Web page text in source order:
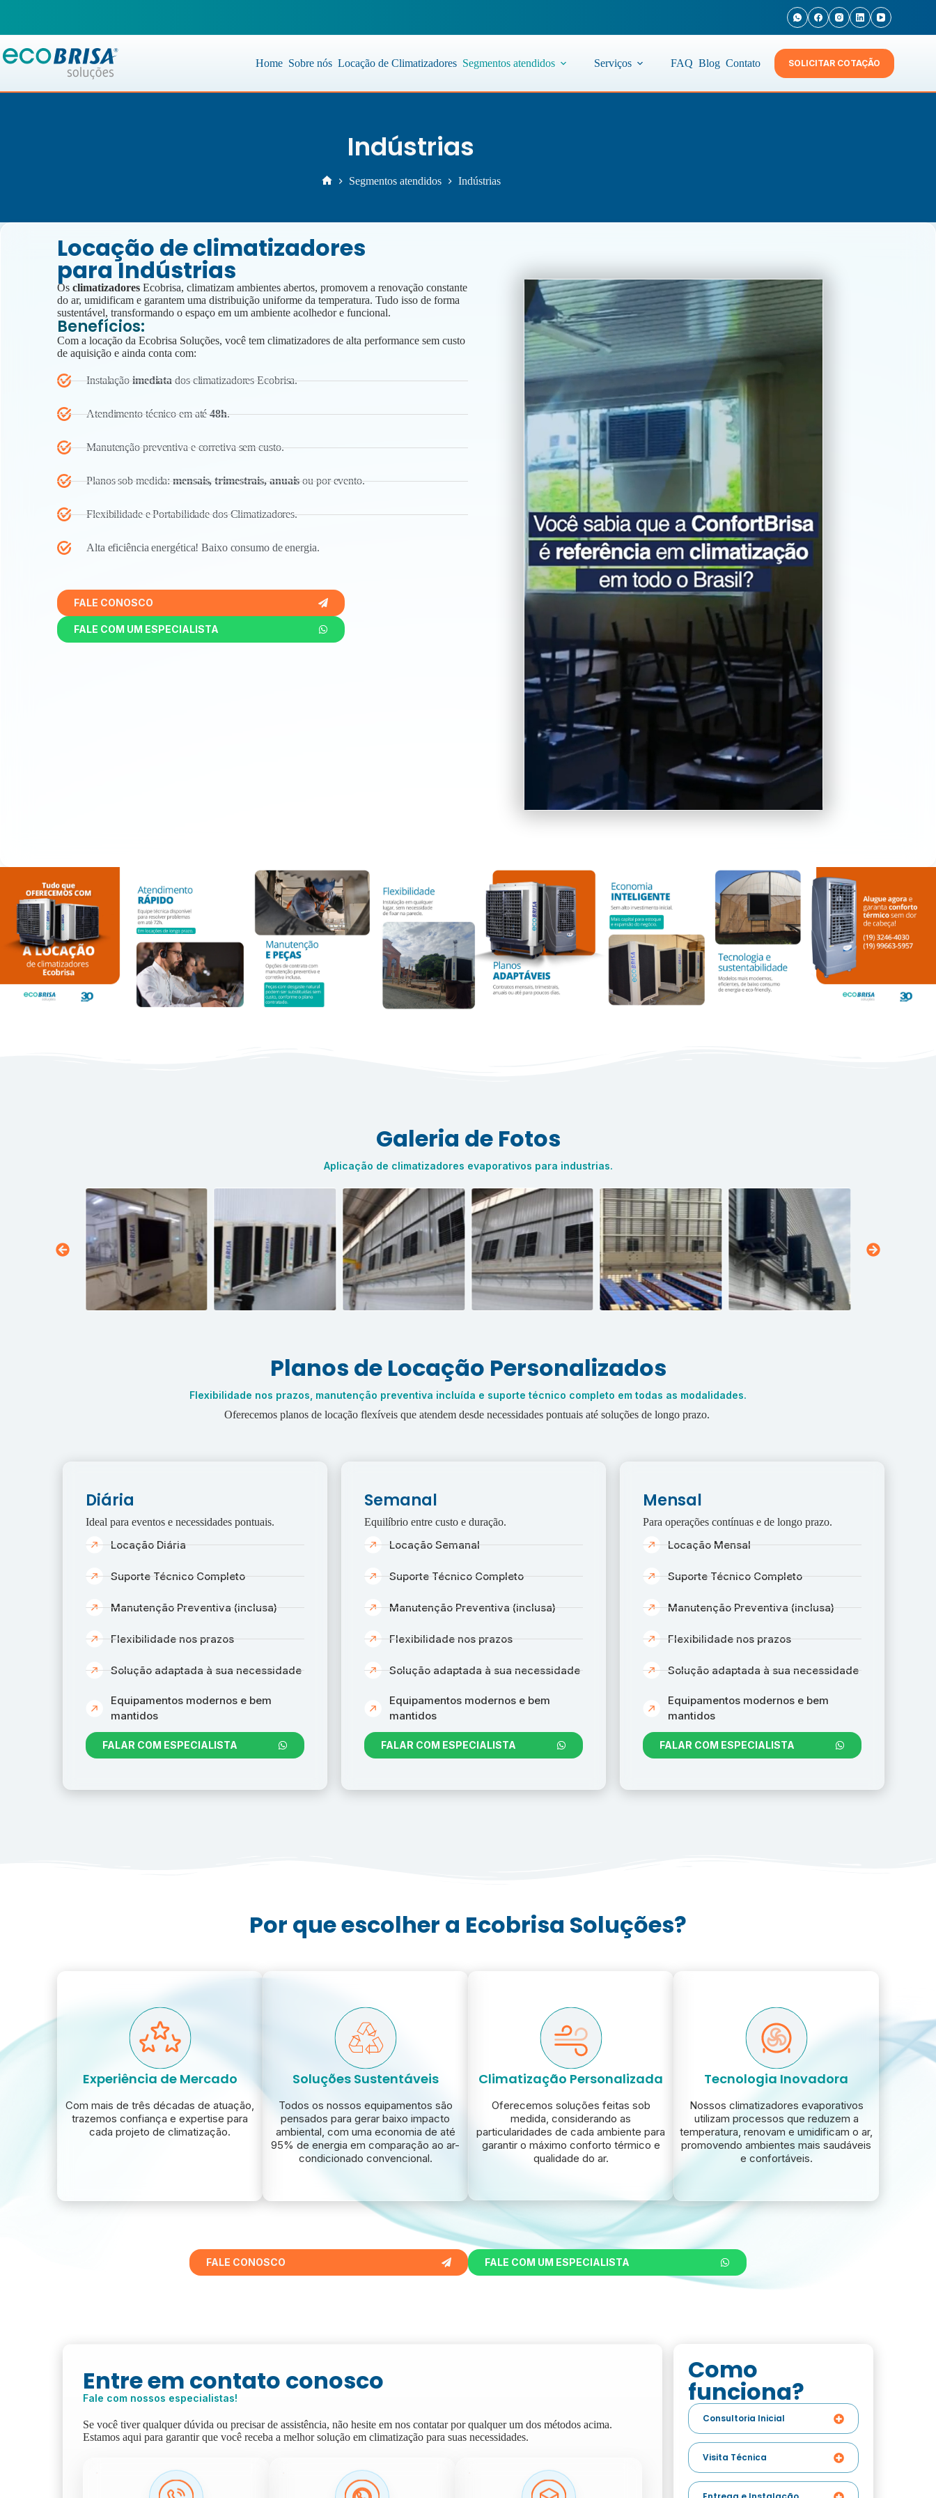
Home Sobre nós Locação de Climatizadores Segmentos atendidos Serviços FAQ Blog Contato SOLICITAR COTAÇÃO
Indústrias
Segmentos atendidos Indústrias
Locação de climatizadores
para Indústrias
Os climatizadores Ecobrisa, climatizam ambientes abertos, promovem a renovação constante
do ar, umidificam e garantem uma distribuição uniforme da temperatura. Tudo isso de forma
sustentável, transformando o espaço em um ambiente acolhedor e funcional.
Benefícios:
Com a locação da Ecobrisa Soluções, você tem climatizadores de alta performance sem custo
de aquisição e ainda conta com:
Instalaçãoimediatados climatizadores Ecobrisa.
Atendimento técnico em até48h.
Manutenção preventiva e corretiva sem custo.
Planos sob medida:mensais, trimestrais, anuaisou por evento.
Flexibilidade e Portabilidade dos Climatizadores.
Alta eficiência energética! Baixo consumo de energia.
FALE CONOSCO
FALE COM UM ESPECIALISTA
Galeria de Fotos
Aplicação de climatizadores evaporativos para industrias.
Planos de Locação Personalizados
Flexibilidade nos prazos, manutenção preventiva incluída e suporte técnico completo em todas as modalidades.
Oferecemos planos de locação flexíveis que atendem desde necessidades pontuais até soluções de longo prazo.
Diária
Ideal para eventos e necessidades pontuais.
Locação Diária
Suporte Técnico Completo
Manutenção Preventiva (inclusa)
Flexibilidade nos prazos
Solução adaptada à sua necessidade
Equipamentos modernos e bem
mantidos
FALAR COM ESPECIALISTA
Semanal
Equilíbrio entre custo e duração.
Locação Semanal
Suporte Técnico Completo
Manutenção Preventiva (inclusa)
Flexibilidade nos prazos
Solução adaptada à sua necessidade
Equipamentos modernos e bem
mantidos
FALAR COM ESPECIALISTA
Mensal
Para operações contínuas e de longo prazo.
Locação Mensal
Suporte Técnico Completo
Manutenção Preventiva (inclusa)
Flexibilidade nos prazos
Solução adaptada à sua necessidade
Equipamentos modernos e bem
mantidos
FALAR COM ESPECIALISTA
Por que escolher a Ecobrisa Soluções?
Experiência de Mercado
Com mais de três décadas de atuação,
trazemos confiança e expertise para
cada projeto de climatização.
Soluções Sustentáveis
Todos os nossos equipamentos são
pensados para gerar baixo impacto
ambiental, com uma economia de até
95% de energia em comparação ao ar-
condicionado convencional.
Climatização Personalizada
Oferecemos soluções feitas sob
medida, considerando as
particularidades de cada ambiente para
garantir o máximo conforto térmico e
qualidade do ar.
Tecnologia Inovadora
Nossos climatizadores evaporativos
utilizam processos que reduzem a
temperatura, renovam e umidificam o ar,
promovendo ambientes mais saudáveis
e confortáveis.
FALE CONOSCO FALE COM UM ESPECIALISTA
Entre em contato conosco
Fale com nossos especialistas!
Se você tiver qualquer dúvida ou precisar de assistência, não hesite em nos contatar por qualquer um dos métodos acima.
Estamos aqui para garantir que você receba a melhor solução em climatização para suas necessidades.
Como
funciona?
Consultoria Inicial
Visita Técnica